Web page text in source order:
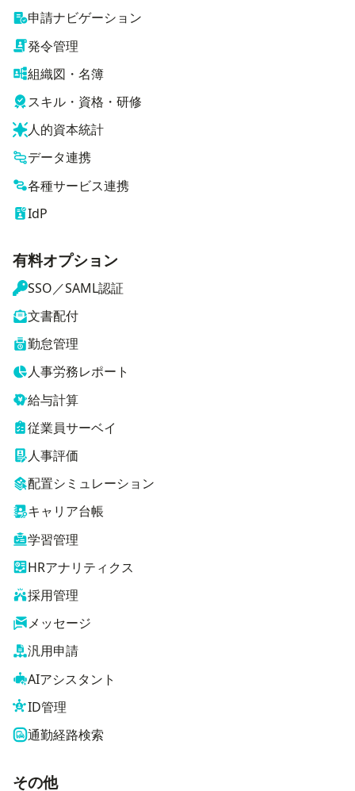
申請ナビゲーション
発令管理
組織図・名簿
スキル・資格・研修
人的資本統計
データ連携
各種サービス連携
IdP
有料オプション
SSO／SAML認証
文書配付
勤怠管理
人事労務レポート
給与計算
従業員サーベイ
人事評価
配置シミュレーション
キャリア台帳
学習管理
HRアナリティクス
採用管理
メッセージ
汎用申請
AIアシスタント
ID管理
通勤経路検索
その他